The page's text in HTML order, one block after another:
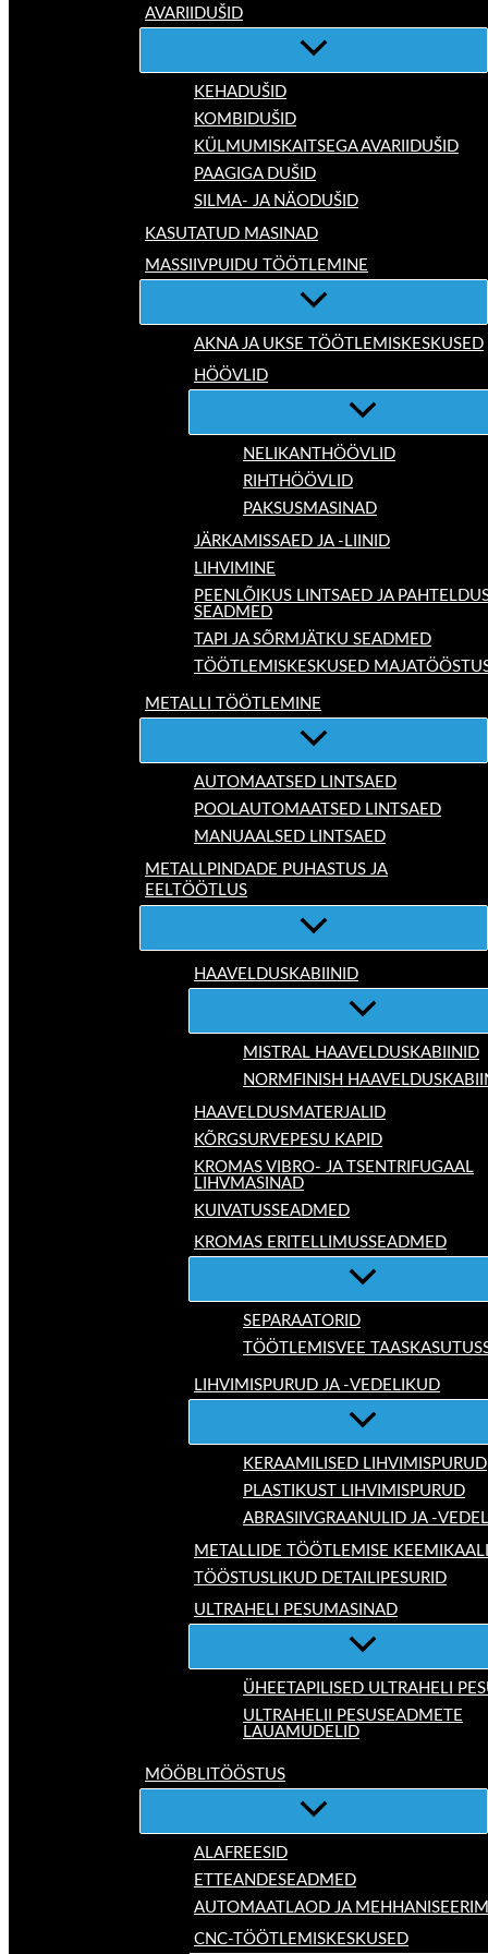
AVARIIDUŠID
KEHADUŠID
KOMBIDUŠID
KÜLMUMISKAITSEGA AVARIIDUŠID
PAAGIGA DUŠID
SILMA- JA NÄODUŠID
KASUTATUD MASINAD
MASSIIVPUIDU TÖÖTLEMINE
AKNA JA UKSE TÖÖTLEMISKESKUSED
HÖÖVLID
NELIKANTHÖÖVLID
RIHTHÖÖVLID
PAKSUSMASINAD
JÄRKAMISSAED JA -LIINID
LIHVIMINE
PEENLÕIKUS LINTSAED JA
SEADMED
TAPI JA SÕRMJÄTKU SEADMED
TÖÖTLEMISKESKUSED
METALLI TÖÖTLEMINE
AUTOMAATSED LINTSAED
POOLAUTOMAATSED LINTSAED
MANUAALSED LINTSAED
METALLPINDADE PUHASTUS JA
EELTÖÖTLUS
HAAVELDUSKABIINID
MISTRAL HAAVELDUSKABIINID
NORMFINISH
HAAVELDUSMATERJALID
KÕRGSURVEPESU KAPID
KROMAS VIBRO- JA TSENTRIFUGAAL
LIHVMASINAD
KUIVATUSSEADMED
KROMAS ERITELLIMUSSEADMED
SEPARAATORID
TÖÖTLEMISVEE
LIHVIMISPURUD JA -VEDELIKUD
KERAAMILISED LIHVIMISPURUD
PLASTIKUST LIHVIMISPURUD
ABRASIIVGRAANULID JA -
METALLIDE TÖÖTLEMISE
TÖÖSTUSLIKUD DETAILIPESURID
ULTRAHELI PESUMASINAD
ÜHEETAPILISED ULTRAHELI
ULTRAHELII PESUSEADMETE
LAUAMUDELID
MÖÖBLITÖÖSTUS
ALAFREESID
ETTEANDESEADMED
AUTOMAATLAOD JA
CNC-TÖÖTLEMISKESKUSED